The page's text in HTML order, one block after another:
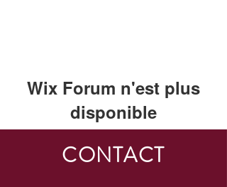
Wix Forum n'est plus
disponible
vous avez besoin d'une application
CONTACT